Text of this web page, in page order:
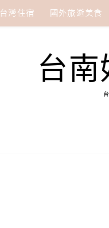
台灣住宿 國外旅遊美食
台南